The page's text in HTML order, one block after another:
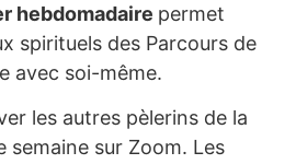
hebdomadaire permet
spirituels des Parcours de
avec soi-même.
les autres pèlerins de la
semaine sur Zoom. Les